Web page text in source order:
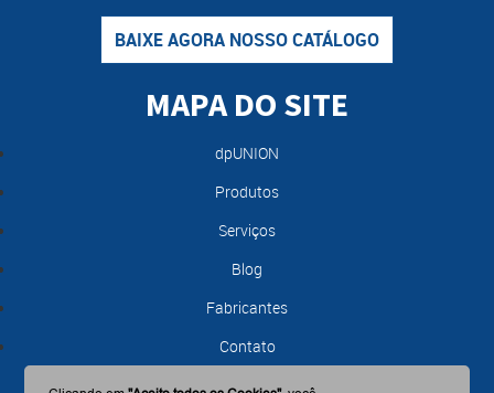
BAIXE AGORA NOSSO CATÁLOGO
MAPA DO SITE
dpUNION
Produtos
Serviços
Blog
Fabricantes
Contato